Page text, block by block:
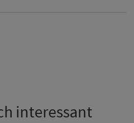
interessant